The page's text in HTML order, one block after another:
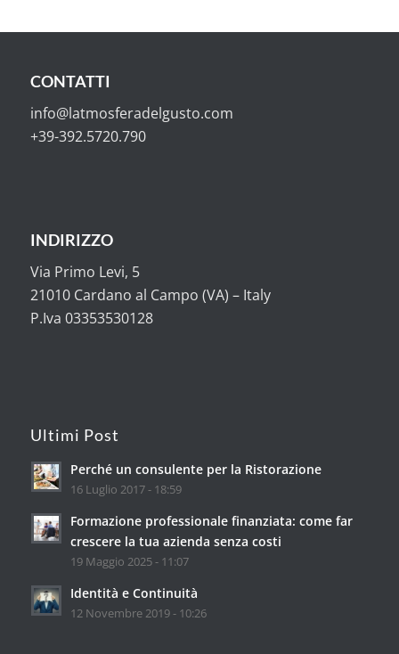
CONTATTI
info@latmosferadelgusto.com
+39-392.5720.790
INDIRIZZO
Via Primo Levi, 5
21010 Cardano al Campo (VA) – Italy
P.Iva 03353530128
Ultimi Post
Perché un consulente per la Ristorazione
16 Luglio 2017 - 18:59
Formazione professionale finanziata: come far
crescere la tua azienda senza costi
19 Maggio 2025 - 11:07
Identità e Continuità
12 Novembre 2019 - 10:26